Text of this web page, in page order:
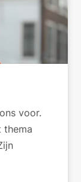
voor.
thema